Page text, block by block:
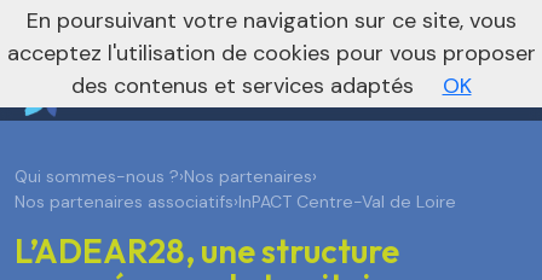
Vers le site régional Vers le site national
Qui sommes-nous ?›Nos partenaires›
Nos partenaires associatifs›InPACT Centre-Val de Loire
L’ADEAR28, une structure
En poursuivant votre navigation sur ce site, vous
acceptez l'utilisation de cookies pour vous proposer
des contenus et services adaptés
OK